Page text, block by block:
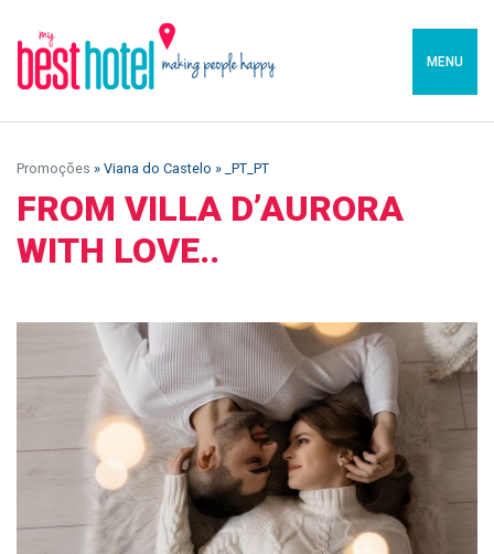
MENU
Promoções » Viana do Castelo » _PT_PT
FROM VILLA D’AURORA
WITH LOVE..